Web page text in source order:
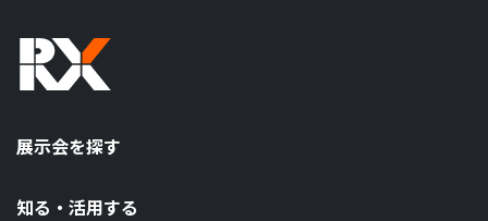
展示会を探す
知る・活用する